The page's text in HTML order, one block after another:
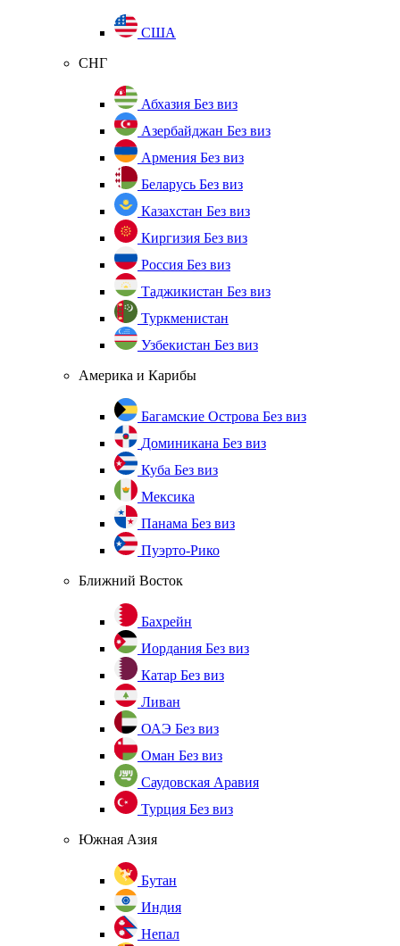
США
СНГ
Абхазия Без виз
Азербайджан Без виз
Армения Без виз
Беларусь Без виз
Казахстан Без виз
Киргизия Без виз
Россия Без виз
Таджикистан Без виз
Туркменистан
Узбекистан Без виз
Америка и Карибы
Багамские Острова Без виз
Доминикана Без виз
Куба Без виз
Мексика
Панама Без виз
Пуэрто-Рико
Ближний Восток
Бахрейн
Иордания Без виз
Катар Без виз
Ливан
ОАЭ Без виз
Оман Без виз
Саудовская Аравия
Турция Без виз
Южная Азия
Бутан
Индия
Непал